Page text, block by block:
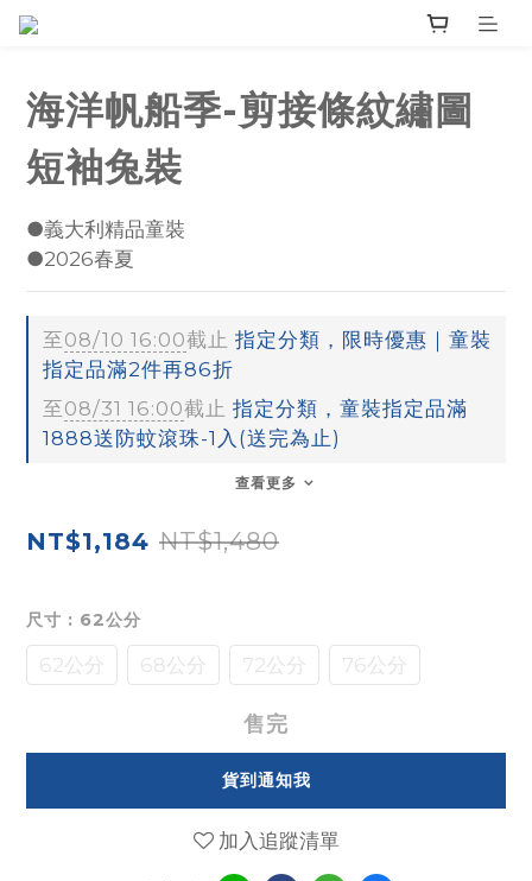
海洋帆船季-剪接條紋繡圖
短袖兔裝
●義大利精品童裝
●2026春夏
至08/10 16:00截止 指定分類，限時優惠｜童裝
指定品滿2件再86折
至08/31 16:00截止 指定分類，童裝指定品滿
1888送防蚊滾珠-1入(送完為止)
查看更多
NT$1,184 NT$1,480
尺寸 : 62公分
62公分 68公分 72公分 76公分
售完
貨到通知我
加入追蹤清單